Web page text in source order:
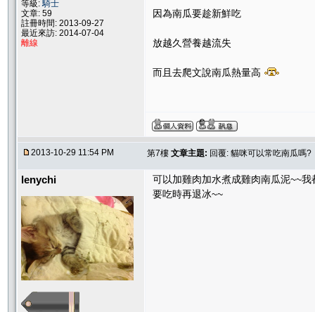
等級: 騎士
文章: 59
註冊時間: 2013-09-27
最近來訪: 2014-07-04
離線
因為南瓜要趁新鮮吃
放越久營養越流失
而且去爬文說南瓜熱量高
2013-10-29 11:54 PM 第7樓 文章主題: 回覆: 貓咪可以常吃南瓜嗎?
lenychi
可以加雞肉加水煮成雞肉南瓜泥~~我
要吃時再退冰~~